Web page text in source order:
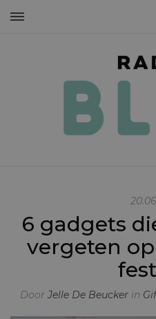
6 gadgets
vergeten
DoorJelle De Beuckerin